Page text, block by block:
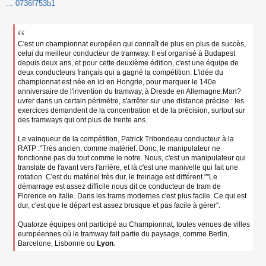
s
... 0736f753b1
C'est un championnat européen qui connaît de plus en plus de succès,
celui du meilleur conducteur de tramway. Il est organisé à Budapest
depuis deux ans, et pour cette deuxième édition, c'est une équipe de
deux conducteurs français qui a gagné la compétition. L'idée du
championnat est née en ici en Hongrie, pour marquer le 140e
anniversaire de l'invention du tramway, à Dresde en Allemagne.Man?
uvrer dans un certain périmètre, s'arrêter sur une distance précise : les
exercices demandent de la concentration et de la précision, surtout sur
des tramways qui ont plus de trente ans.
Le vainqueur de la compétition, Patrick Tribondeau conducteur à la
RATP :"Très ancien, comme matériel. Donc, le manipulateur ne
fonctionne pas du tout comme le notre. Nous, c'est un manipulateur qui
translate de l'avant vers l'arrière, et là c'est une manivelle qui fait une
rotation. C'est du matériel très dur, le freinage est différent.""Le
démarrage est assez difficile nous dit ce conducteur de tram de
Florence en Italie. Dans les trams modernes c'est plus facile. Ce qui est
dur, c'est que le départ est assez brusque et pas facile à gérer".
Quatorze équipes ont participé au Championnat, toutes venues de villes
européennes où le tramway fait partie du paysage, comme Berlin,
Barcelone, Lisbonne ou Lyon.